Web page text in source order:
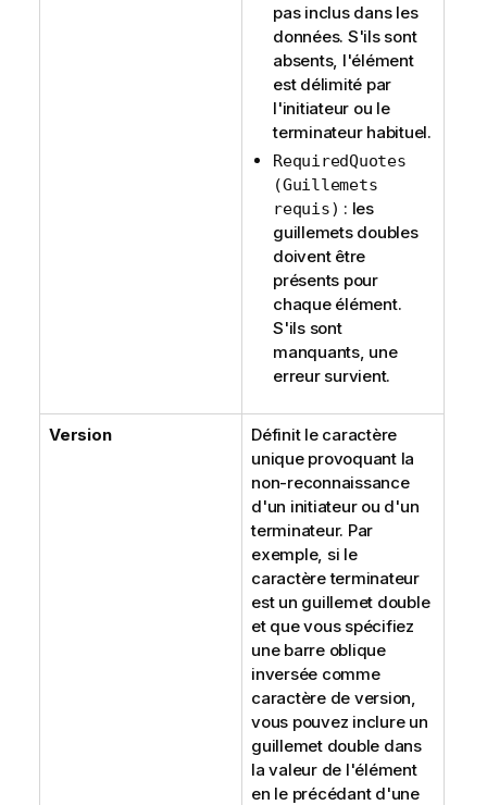
pas inclus dans les
données. S'ils sont
absents, l'élément
est délimité par
l'initiateur ou le
terminateur habituel.
RequiredQuotes
(Guillemets
requis) : les
guillemets doubles
doivent être
présents pour
chaque élément.
S'ils sont
manquants, une
erreur survient.
Version
Définit le caractère
unique provoquant la
non-reconnaissance
d'un initiateur ou d'un
terminateur. Par
exemple, si le
caractère terminateur
est un guillemet double
et que vous spécifiez
une barre oblique
inversée comme
caractère de version,
vous pouvez inclure un
guillemet double dans
la valeur de l'élément
en le précédant d'une